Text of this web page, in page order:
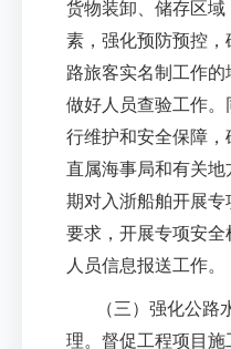
货物装卸、储存区域
素，强化预防预控
路旅客实名制工作
做好人员查验工作
行维护和安全保障
直属海事局和有关
期对入浙船舶开展专
要求，开展专项安全
人员信息报送工作。
（三）强化公路
理。督促工程项目